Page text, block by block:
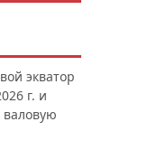
экватор
г. и